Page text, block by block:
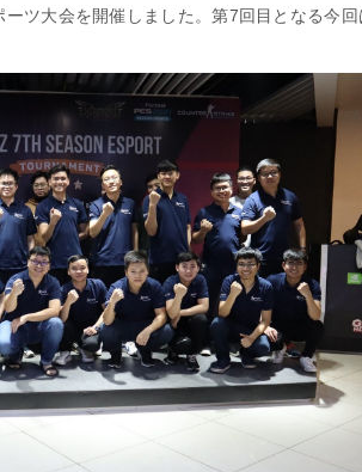
ツ大会を開催しました。第7回目となる今